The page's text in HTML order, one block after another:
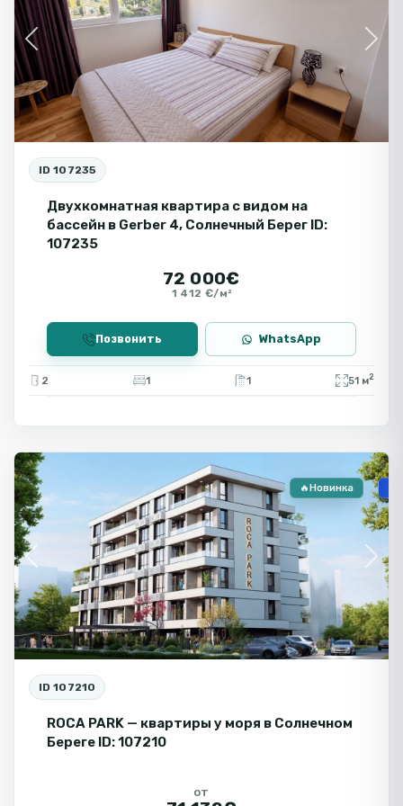
Previous Next
ID 107235
Двухкомнатная квартира с видом на
бассейн в Gerber 4, Солнечный Берег ID:
107235
72 000€
1 412 €/м²
Позвонить WhatsApp
2 1 1 51 м2
Previous Next
🔥Новинка
ID 107210
ROCA PARK — квартиры у моря в Солнечном
Береге ID: 107210
от